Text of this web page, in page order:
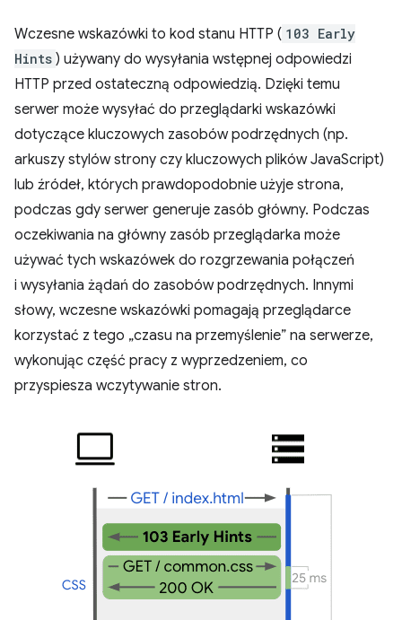
Wczesne wskazówki to kod stanu HTTP ( 103 Early
Hints ) używany do wysyłania wstępnej odpowiedzi
HTTP przed ostateczną odpowiedzią. Dzięki temu
serwer może wysyłać do przeglądarki wskazówki
dotyczące kluczowych zasobów podrzędnych (np.
arkuszy stylów strony czy kluczowych plików JavaScript)
lub źródeł, których prawdopodobnie użyje strona,
podczas gdy serwer generuje zasób główny. Podczas
oczekiwania na główny zasób przeglądarka może
używać tych wskazówek do rozgrzewania połączeń
i wysyłania żądań do zasobów podrzędnych. Innymi
słowy, wczesne wskazówki pomagają przeglądarce
korzystać z tego „czasu na przemyślenie” na serwerze,
wykonując część pracy z wyprzedzeniem, co
przyspiesza wczytywanie stron.